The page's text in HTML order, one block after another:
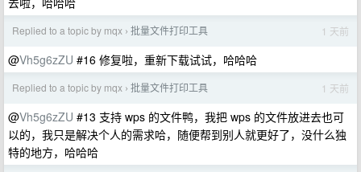
Replied to a topic by mqx › 批量文件打印工具 1 天前
@Vh5g6zZU #16 修复啦，重新下载试试，哈哈哈
Replied to a topic by mqx › 批量文件打印工具 1 天前
@Vh5g6zZU #13 支持 wps 的文件鸭，我把 wps 的文件放进去也可
以的，我只是解决个人的需求哈，随便帮到别人就更好了，没什么独
特的地方，哈哈哈